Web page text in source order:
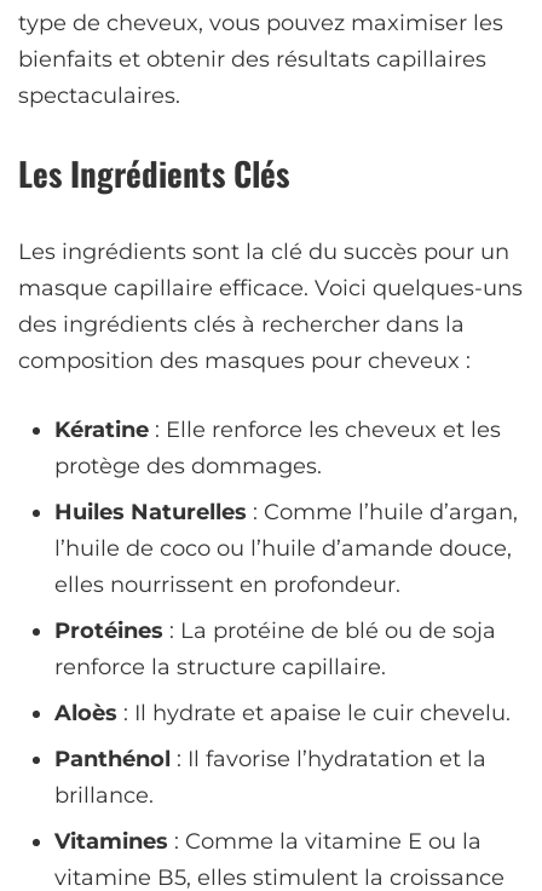
type de cheveux, vous pouvez maximiser les
bienfaits et obtenir des résultats capillaires
spectaculaires.
Les Ingrédients Clés
Les ingrédients sont la clé du succès pour un
masque capillaire efficace. Voici quelques-uns
des ingrédients clés à rechercher dans la
composition des masques pour cheveux :
Kératine : Elle renforce les cheveux et les
protège des dommages.
Huiles Naturelles : Comme l’huile d’argan,
l’huile de coco ou l’huile d’amande douce,
elles nourrissent en profondeur.
Protéines : La protéine de blé ou de soja
renforce la structure capillaire.
Aloès : Il hydrate et apaise le cuir chevelu.
Panthénol : Il favorise l’hydratation et la
brillance.
Vitamines : Comme la vitamine E ou la
vitamine B5, elles stimulent la croissance